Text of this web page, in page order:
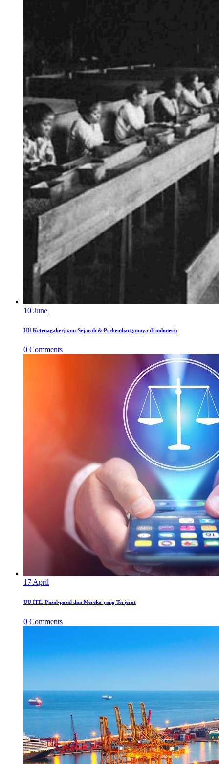
10 June
UU Ketenagakerjaan: Sejarah & Perkembangannya di indonesia
0 Comments
17 April
UU ITE: Pasal-pasal dan Mereka yang Terjerat
0 Comments